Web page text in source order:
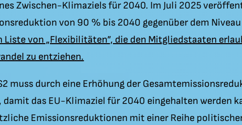
Zwischen-Klimaziels für 2040. Im Juli 2025
von 90 % bis 2040 gegenüber dem
Liste von „Flexibilitäten”, die den Mitgliedstaaten
zu entziehen.
muss durch eine Erhöhung der
damit das EU-Klimaziel für 2040 eingehalten werden
Emissionsreduktionen mit einer Reihe